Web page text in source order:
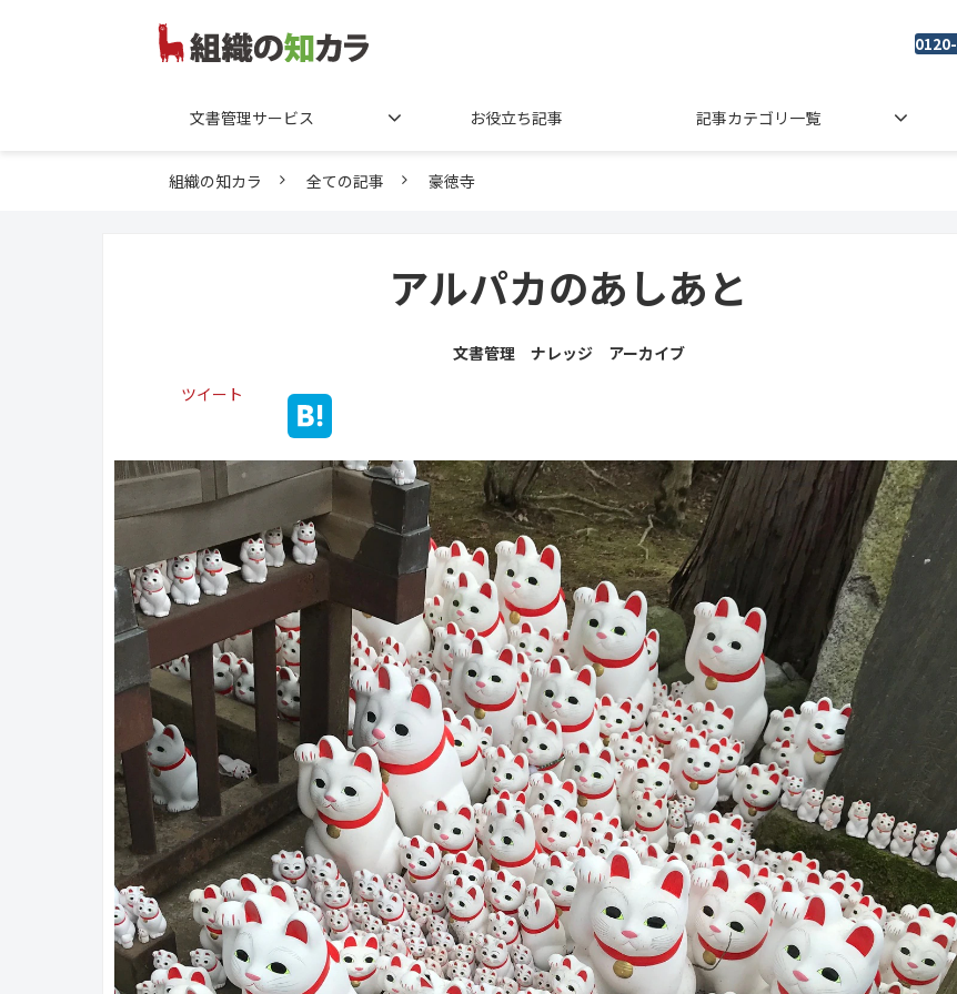
文書管理サービス お役立ち記事 記事カテゴリ一覧
組織の知カラ 全ての記事 豪徳寺
アルパカのあしあと
文書管理 ナレッジ アーカイブ
ツイート